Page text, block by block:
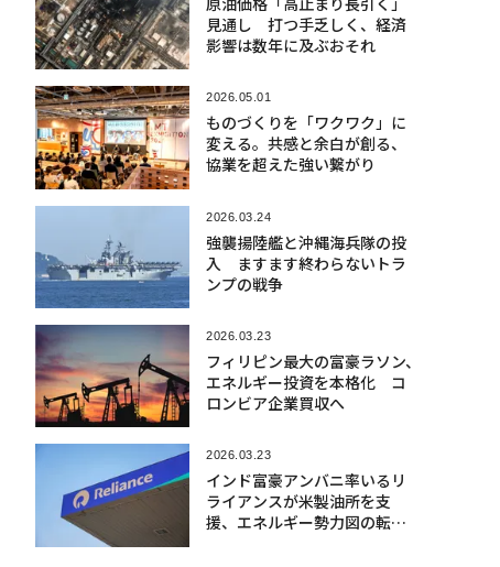
見通し 打つ手乏しく、経済
影響は数年に及ぶおそれ
2026.05.01
ものづくりを「ワクワク」に
変える。共感と余白が創る、
協業を超えた強い繋がり
2026.03.24
強襲揚陸艦と沖縄海兵隊の投
入 ますます終わらないトラ
ンプの戦争
2026.03.23
フィリピン最大の富豪ラソン、
エネルギー投資を本格化 コ
ロンビア企業買収へ
2026.03.23
インド富豪アンバニ率いるリ
ライアンスが米製油所を支
援、エネルギー勢力図の転換